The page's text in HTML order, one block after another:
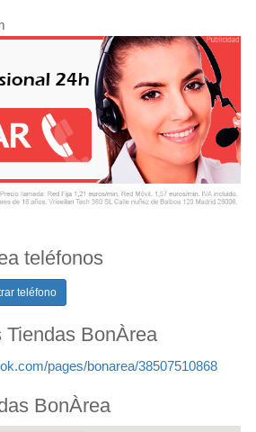
teléfonos
teléfono
BonÀrea
pages/bonarea/38507510868
BonÀrea